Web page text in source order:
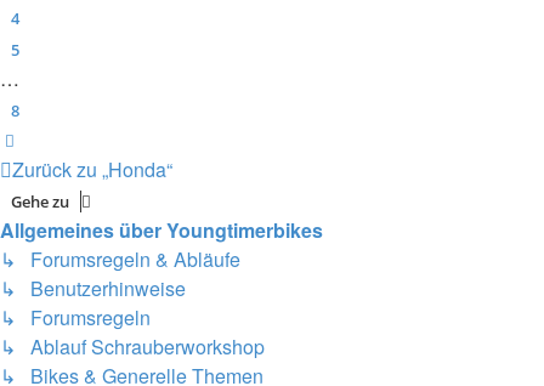
4
5
…
8
Zurück zu „Honda“
Gehe zu
Allgemeines über Youngtimerbikes
↳ Forumsregeln & Abläufe
↳ Benutzerhinweise
↳ Forumsregeln
↳ Ablauf Schrauberworkshop
↳ Bikes & Generelle Themen